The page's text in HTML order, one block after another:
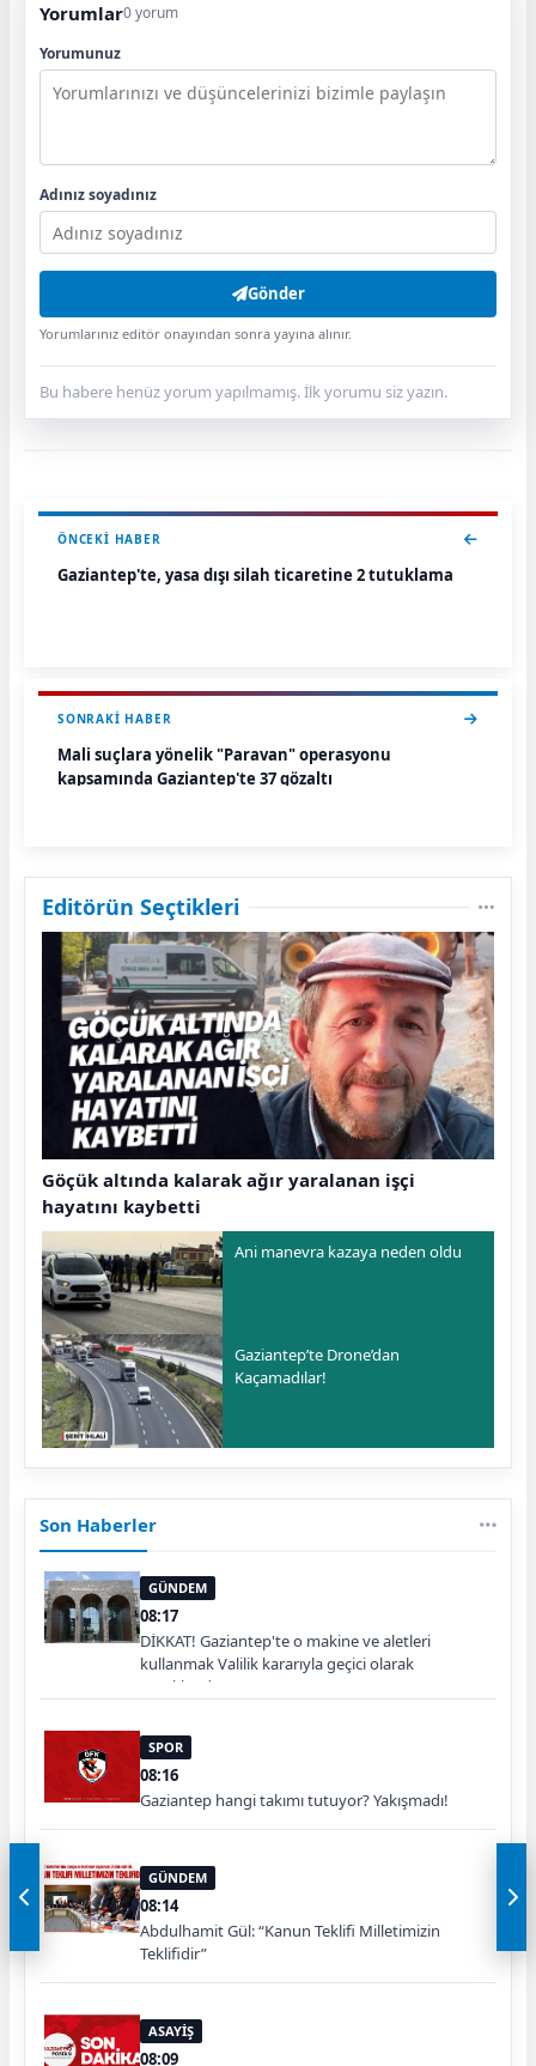
Yorumlar0 yorum
Yorumunuz
Adınız soyadınız
Gönder
Yorumlarınız editör onayından sonra yayına alınır.
Bu habere henüz yorum yapılmamış. İlk yorumu siz yazın.
ÖNCEKI HABER
Gaziantep'te, yasa dışı silah ticaretine 2 tutuklama
SONRAKI HABER
Mali suçlara yönelik "Paravan" operasyonu
kapsamında Gaziantep'te 37 gözaltı
Editörün Seçtikleri
Göçük altında kalarak ağır yaralanan işçi
hayatını kaybetti
Ani manevra kazaya neden oldu
Gaziantep’te Drone’dan
Kaçamadılar!
Son Haberler
GÜNDEM
08:17
DİKKAT! Gaziantep'te o makine ve aletleri
kullanmak Valilik kararıyla geçici olarak
yasaklandı
SPOR
08:16
Gaziantep hangi takımı tutuyor? Yakışmadı!
GÜNDEM
08:14
Abdulhamit Gül: “Kanun Teklifi Milletimizin
Teklifidir”
ASAYİŞ
08:09